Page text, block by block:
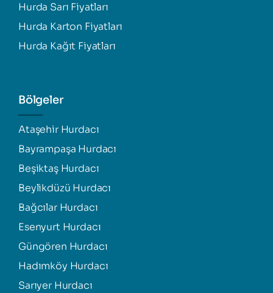
Hurda Sarı Fiyatları
Hurda Karton Fiyatları
Hurda Kağıt Fiyatları
Bölgeler
Ataşehir Hurdacı
Bayrampaşa Hurdacı
Beşiktaş Hurdacı
Beylikdüzü Hurdacı
Bağcılar Hurdacı
Esenyurt Hurdacı
Güngören Hurdacı
Hadımköy Hurdacı
Sarıyer Hurdacı